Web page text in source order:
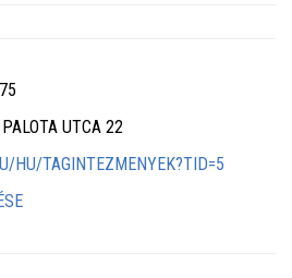
UTCA 22
HU/TAGINTEZMENYEK?TID=5